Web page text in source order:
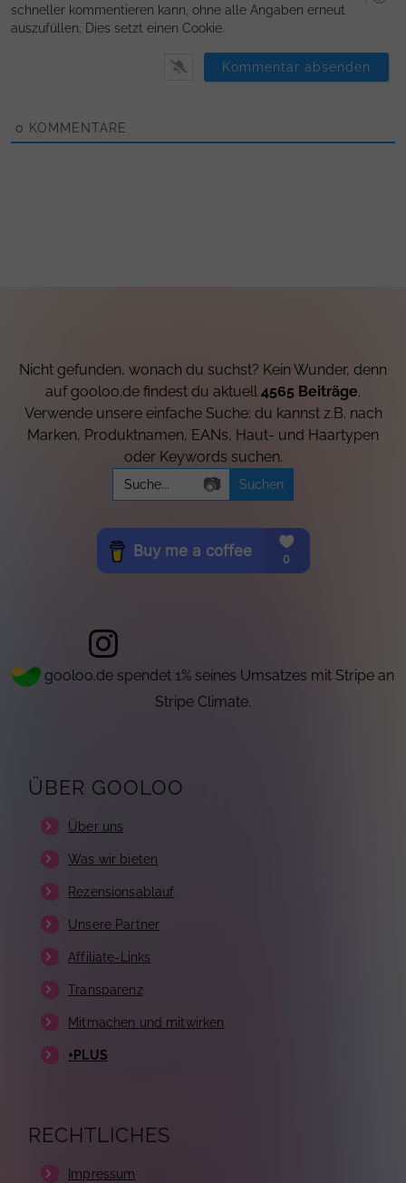
schneller kommentieren kann, ohne alle Angaben erneut
auszufüllen. Dies setzt einen Cookie.
0 KOMMENTARE
Nicht gefunden, wonach du suchst? Kein Wunder, denn
auf gooloo.de findest du aktuell 4565 Beiträge.
Verwende unsere einfache Suche: du kannst z.B. nach
Marken, Produktnamen, EANs, Haut- und Haartypen
oder Keywords suchen.
Search
for:
📷
gooloo.de spendet 1% seines Umsatzes mit Stripe an
Stripe Climate.
ÜBER GOOLOO
Über uns
Was wir bieten
Rezensionsablauf
Unsere Partner
Affiliate-Links
Transparenz
Mitmachen und mitwirken
+PLUS
RECHTLICHES
Impressum